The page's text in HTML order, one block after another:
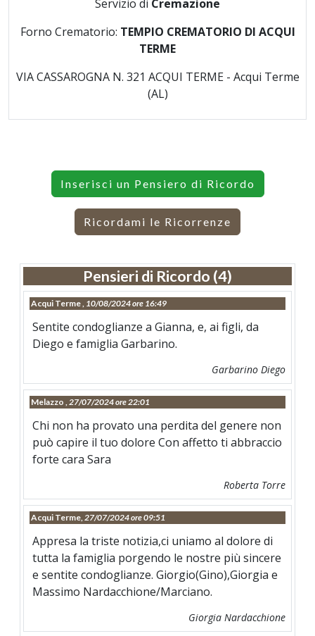
Servizio di Cremazione
Forno Crematorio: TEMPIO CREMATORIO DI ACQUI
TERME
VIA CASSAROGNA N. 321 ACQUI TERME - Acqui Terme
(AL)
Inserisci un Pensiero di Ricordo
Ricordami le Ricorrenze
Pensieri di Ricordo (4)
Acqui Terme , 10/08/2024 ore 16:49
Sentite condoglianze a Gianna, e, ai figli, da
Diego e famiglia Garbarino.
Garbarino Diego
Melazzo ,27/07/2024 ore 22:01
Chi non ha provato una perdita del genere non
può capire il tuo dolore Con affetto ti abbraccio
forte cara Sara
Roberta Torre
Acqui Terme,27/07/2024 ore 09:51
Appresa la triste notizia,ci uniamo al dolore di
tutta la famiglia porgendo le nostre più sincere
e sentite condoglianze. Giorgio(Gino),Giorgia e
Massimo Nardacchione/Marciano.
Giorgia Nardacchione